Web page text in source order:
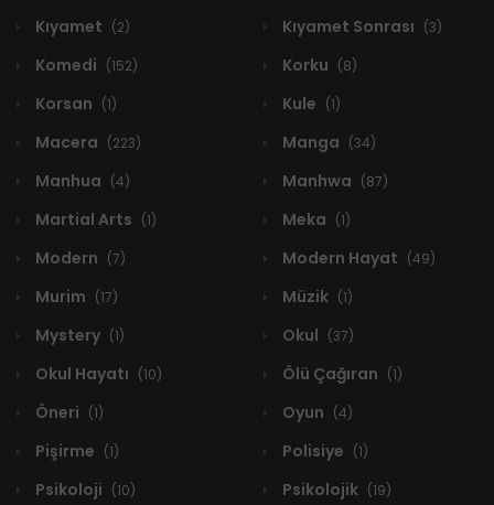
Kıyamet (2) Kıyamet Sonrası (3)
Komedi (152) Korku (8)
Korsan (1) Kule (1)
Macera (223) Manga (34)
Manhua (4) Manhwa (87)
Martial Arts (1) Meka (1)
Modern (7) Modern Hayat (49)
Murim (17) Müzik (1)
Mystery (1) Okul (37)
Okul Hayatı (10) Ölü Çağıran (1)
Öneri (1) Oyun (4)
Pişirme (1) Polisiye (1)
Psikoloji (10) Psikolojik (19)